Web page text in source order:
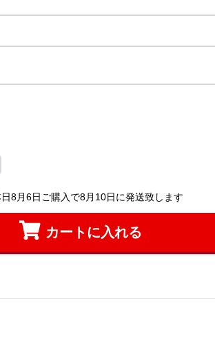
8月6日ご購入で8月10日に発送致します
カートに入れる